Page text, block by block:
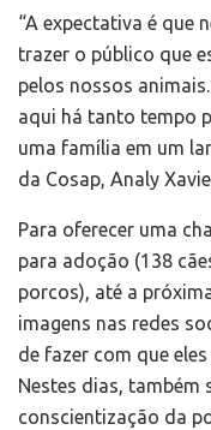
“A expectativa é que
trazer o público que
pelos nossos
aqui há tanto tempo
uma família em um
da Cosap, Analy
Para oferecer uma
para adoção (138
porcos), até a
imagens nas redes
de fazer com que
Nestes dias, também
conscientização da